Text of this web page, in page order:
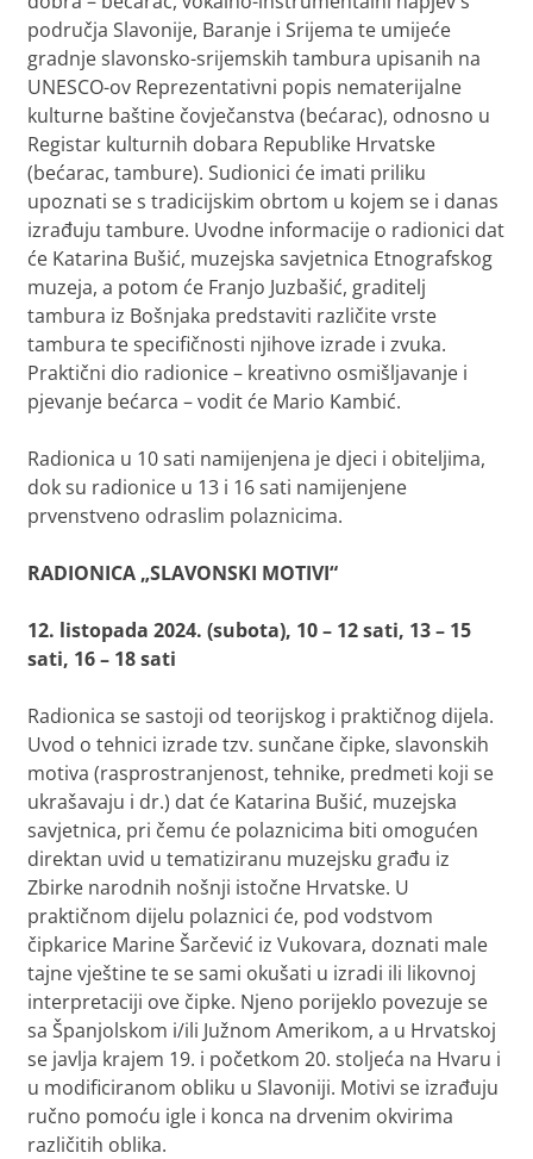
područja Slavonije, Baranje i Srijema te umijeće
gradnje slavonsko-srijemskih tambura upisanih na
UNESCO-ov Reprezentativni popis nematerijalne
kulturne baštine čovječanstva (bećarac), odnosno u
Registar kulturnih dobara Republike Hrvatske
(bećarac, tambure). Sudionici će imati priliku
upoznati se s tradicijskim obrtom u kojem se i danas
izrađuju tambure. Uvodne informacije o radionici dat
će Katarina Bušić, muzejska savjetnica Etnografskog
muzeja, a potom će Franjo Juzbašić, graditelj
tambura iz Bošnjaka predstaviti različite vrste
tambura te specifičnosti njihove izrade i zvuka.
Praktični dio radionice – kreativno osmišljavanje i
pjevanje bećarca – vodit će Mario Kambić.
Radionica u 10 sati namijenjena je djeci i obiteljima,
dok su radionice u 13 i 16 sati namijenjene
prvenstveno odraslim polaznicima.
RADIONICA „SLAVONSKI MOTIVI“
12. listopada 2024. (subota), 10 – 12 sati, 13 – 15
sati, 16 – 18 sati
Radionica se sastoji od teorijskog i praktičnog dijela.
Uvod o tehnici izrade tzv. sunčane čipke, slavonskih
motiva (rasprostranjenost, tehnike, predmeti koji se
ukrašavaju i dr.) dat će Katarina Bušić, muzejska
savjetnica, pri čemu će polaznicima biti omogućen
direktan uvid u tematiziranu muzejsku građu iz
Zbirke narodnih nošnji istočne Hrvatske. U
praktičnom dijelu polaznici će, pod vodstvom
čipkarice Marine Šarčević iz Vukovara, doznati male
tajne vještine te se sami okušati u izradi ili likovnoj
interpretaciji ove čipke. Njeno porijeklo povezuje se
sa Španjolskom i/ili Južnom Amerikom, a u Hrvatskoj
se javlja krajem 19. i početkom 20. stoljeća na Hvaru i
u modificiranom obliku u Slavoniji. Motivi se izrađuju
ručno pomoću igle i konca na drvenim okvirima
različitih oblika.